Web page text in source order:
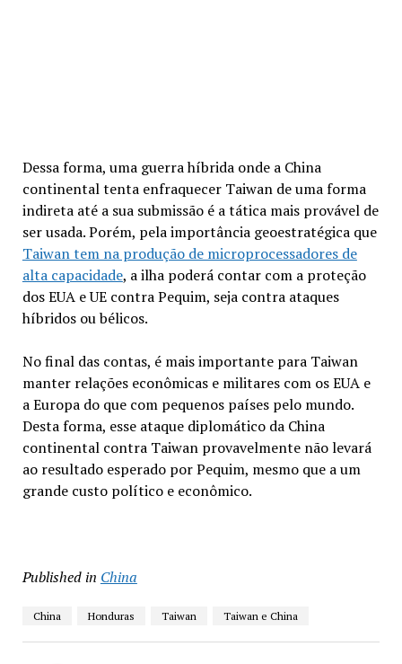
Dessa forma, uma guerra híbrida onde a China
continental tenta enfraquecer Taiwan de uma forma
indireta até a sua submissão é a tática mais provável de
ser usada. Porém, pela importância geoestratégica que
Taiwan tem na produção de microprocessadores de
alta capacidade, a ilha poderá contar com a proteção
dos EUA e UE contra Pequim, seja contra ataques
híbridos ou bélicos.
No final das contas, é mais importante para Taiwan
manter relações econômicas e militares com os EUA e
a Europa do que com pequenos países pelo mundo.
Desta forma, esse ataque diplomático da China
continental contra Taiwan provavelmente não levará
ao resultado esperado por Pequim, mesmo que a um
grande custo político e econômico.
Published in China
China Honduras Taiwan Taiwan e China